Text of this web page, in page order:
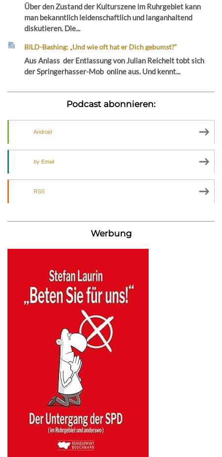
Über den Zustand der Kulturszene im Ruhrgebiet kann
man bekanntlich leidenschaftlich und langanhaltend
diskutieren. Die...
BILD-Bashing: „Und wie oft hat er Dich gebumst?“
Aus Anlass der Entlassung von Julian Reichelt tobt sich
der Springerhasser-Mob online aus. Und kennt...
Podcast abonnieren:
Android
by Email
RSS
Werbung